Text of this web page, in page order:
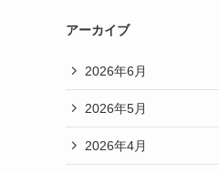
アーカイブ
2026年6月
2026年5月
2026年4月